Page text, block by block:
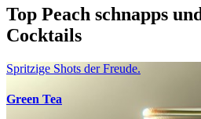
Top Peach schnapps
Cocktails
Spritzige Shots der Freude.
Green Tea